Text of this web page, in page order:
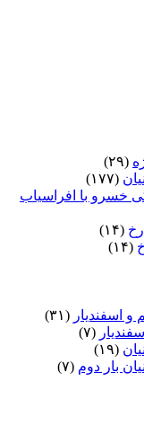
(۲۹)
(۱۷۷)
خسرو با افراسیاب
(۱۴)
(۱۴)
اسفندیار (۳۱)
(۷)
(۱۹)
بار دوم (۷)